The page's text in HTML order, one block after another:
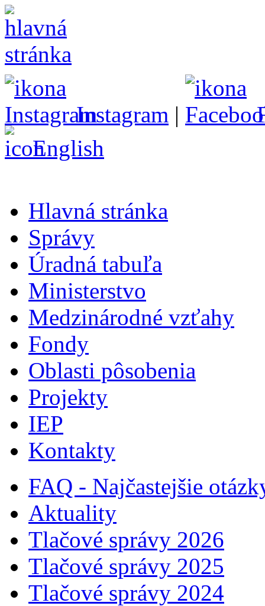
Instagram |
English
Hlavná stránka
Správy
Úradná tabuľa
Ministerstvo
Medzinárodné vzťahy
Fondy
Oblasti pôsobenia
Projekty
IEP
Kontakty
FAQ - Najčastejšie
Aktuality
Tlačové správy 2026
Tlačové správy 2025
Tlačové správy 2024